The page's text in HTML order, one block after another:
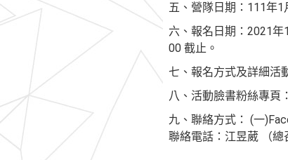
五、營隊日期：111年1
六、報名日期：2021
00 截止。
七、報名方式及詳細活
八、活動臉書粉絲專
九、聯絡方式： (一
聯絡電話：江昱葳 （總